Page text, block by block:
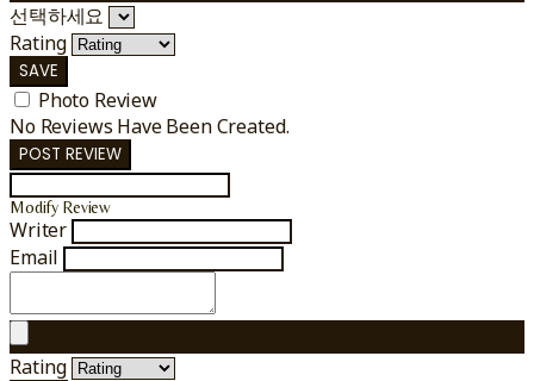
선택하세요
Rating
SAVE
Photo Review
No Reviews Have Been Created.
POST REVIEW
Modify Review
Writer
Email
Rating